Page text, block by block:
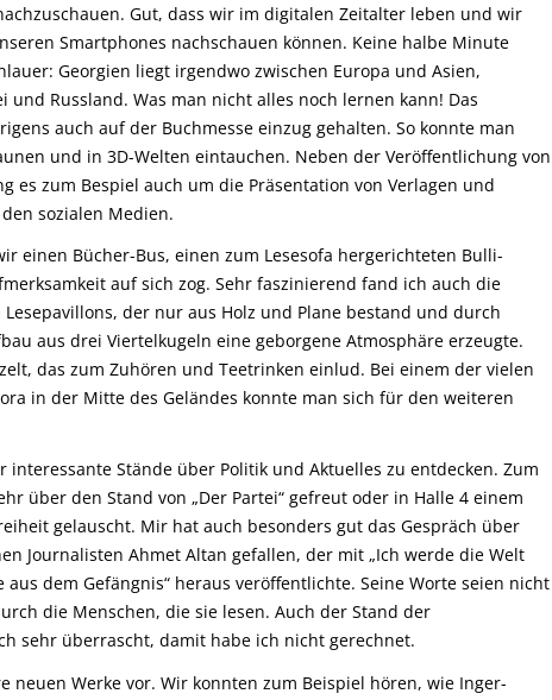
Gut, dass wir im digitalen Zeitalter leben und wir
Smartphones nachschauen können. Keine halbe Minute
Georgien liegt irgendwo zwischen Europa und Asien,
und Russland. Was man nicht alles noch lernen kann! Das
auch auf der Buchmesse einzug gehalten. So konnte man
und in 3D-Welten eintauchen. Neben der Veröffentlichung von
es zum Bespiel auch um die Präsentation von Verlagen und
sozialen Medien.
einen Bücher-Bus, einen zum Lesesofa hergerichteten Bulli-
auf sich zog. Sehr faszinierend fand ich auch die
der nur aus Holz und Plane bestand und durch
aus drei Viertelkugeln eine geborgene Atmosphäre erzeugte.
das zum Zuhören und Teetrinken einlud. Bei einem der vielen
in der Mitte des Geländes konnte man sich für den weiteren
interessante Stände über Politik und Aktuelles zu entdecken. Zum
über den Stand von „Der Partei“ gefreut oder in Halle 4 einem
gelauscht. Mir hat auch besonders gut das Gespräch über
Journalisten Ahmet Altan gefallen, der mit „Ich werde die Welt
aus dem Gefängnis“ heraus veröffentlichte. Seine Worte seien nicht
die Menschen, die sie lesen. Auch der Stand der
sehr überrascht, damit habe ich nicht gerechnet.
neuen Werke vor. Wir konnten zum Beispiel hören, wie Inger-